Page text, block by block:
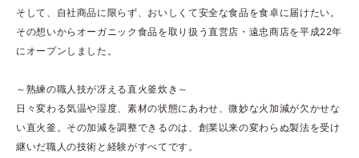
そして、自社商品に限らず、おいしくて安全な食品を食卓に届けたい。
その想いからオーガニック食品を取り扱う直営店・遠忠商店を平成22年
にオープンしました。
～熟練の職人技が冴える直火釜炊き～
日々変わる気温や湿度、素材の状態にあわせ、微妙な火加減が欠かせな
い直火釜。その加減を調整できるのは、創業以来の変わらぬ製法を受け
継いだ職人の技術と経験がすべてです。